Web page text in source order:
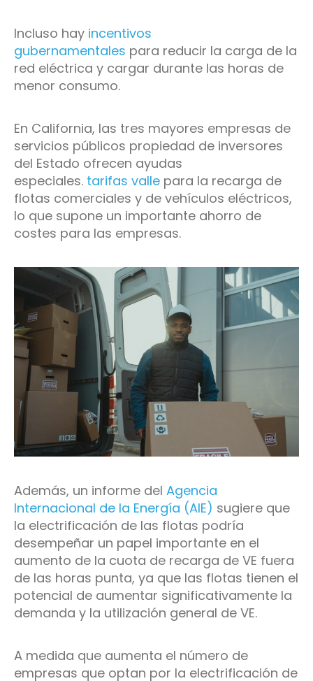
Incluso hay incentivos
gubernamentales para reducir la carga de la
red eléctrica y cargar durante las horas de
menor consumo.
En California, las tres mayores empresas de
servicios públicos propiedad de inversores
del Estado ofrecen ayudas
especiales. tarifas valle para la recarga de
flotas comerciales y de vehículos eléctricos,
lo que supone un importante ahorro de
costes para las empresas.
Además, un informe del Agencia
Internacional de la Energía (AIE) sugiere que
la electrificación de las flotas podría
desempeñar un papel importante en el
aumento de la cuota de recarga de VE fuera
de las horas punta, ya que las flotas tienen el
potencial de aumentar significativamente la
demanda y la utilización general de VE.
A medida que aumenta el número de
empresas que optan por la electrificación de